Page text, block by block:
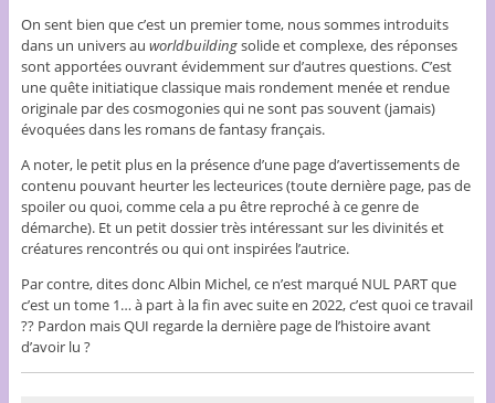
On sent bien que c’est un premier tome, nous sommes introduits
dans un univers au worldbuildingsolide et complexe, des réponses
sont apportées ouvrant évidemment sur d’autres questions. C’est
une quête initiatique classique mais rondement menée et rendue
originale par des cosmogonies qui ne sont pas souvent (jamais)
évoquées dans les romans de fantasy français.
A noter, le petit plus en la présence d’une page d’avertissements de
contenu pouvant heurter les lecteurices (toute dernière page, pas de
spoiler ou quoi, comme cela a pu être reproché à ce genre de
démarche). Et un petit dossier très intéressant sur les divinités et
créatures rencontrés ou qui ont inspirées l’autrice.
Par contre, dites donc Albin Michel, ce n’est marqué NUL PART que
c’est un tome 1… à part à la fin avec suite en 2022, c’est quoi ce travail
?? Pardon mais QUI regarde la dernière page de l’histoire avant
d’avoir lu ?